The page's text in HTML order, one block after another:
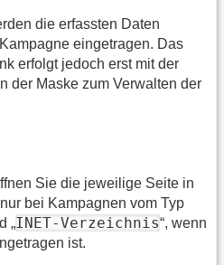
die erfassten Daten
eingetragen. Das
erfolgt jedoch erst mit der
der Maske zum Verwalten der
Sie die jeweilige Seite in
bei Kampagnen vom Typ
„INET-Verzeichnis“, wenn
ist.